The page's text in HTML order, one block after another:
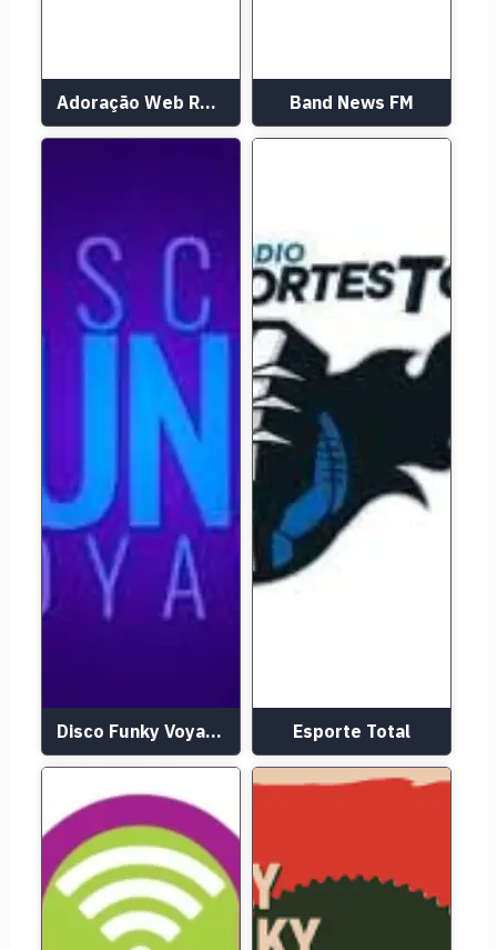
Adoração Web Rádio Band News FM
Disco Funky Voyage Esporte Total